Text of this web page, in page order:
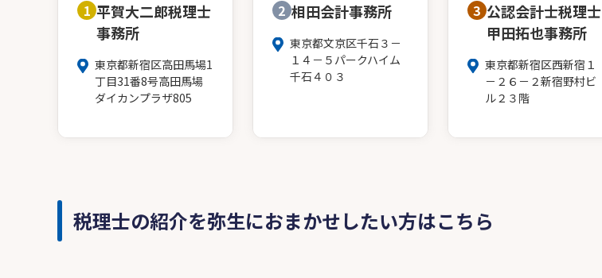
1 平賀大二郎税理士
事務所
東京都新宿区高田馬場1
丁目31番8号高田馬場
ダイカンプラザ805
2 相田会計事務所
東京都文京区千石３－
１４－５パークハイム
千石４０３
3 公認会計士税理士
甲田拓也事務所
東京都新宿区西新宿１
－２６－２新宿野村ビ
ル２３階
税理士の紹介を弥生におまかせしたい方はこちら